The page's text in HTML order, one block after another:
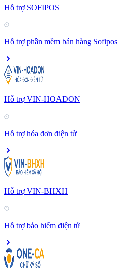
Hỗ trợ SOFIPOS
Hỗ trợ phần mềm bán hàng Sofipos
Hỗ trợ VIN-HOADON
Hỗ trợ hóa đơn điện tử
Hỗ trợ VIN-BHXH
Hỗ trợ bảo hiểm điện tử